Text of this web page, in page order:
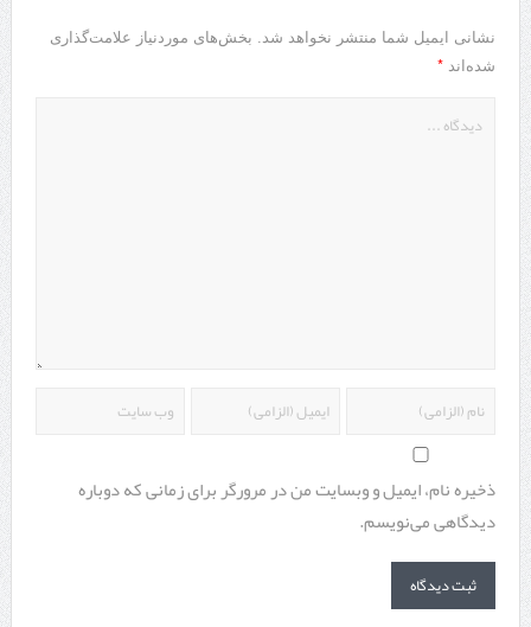
نشانی ایمیل شما منتشر نخواهد شد. بخش‌های موردنیاز علامت‌گذاری
شده‌اند *
ذخیره نام، ایمیل و وبسایت من در مرورگر برای زمانی که دوباره
دیدگاهی می‌نویسم.